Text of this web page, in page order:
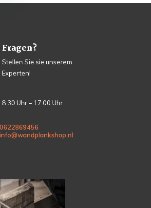
Fragen?
Stellen Sie sie unserem
Experten!
Uhr – 17:00 Uhr
0622869456
info@wandplankshop.nl